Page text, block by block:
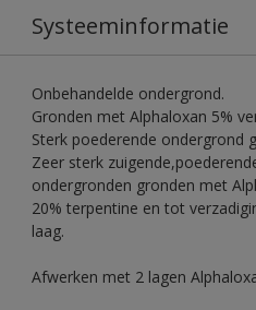
Systeeminformatie
Onbehandelde ondergrond.
Gronden met Alphaloxan 5%
Sterk poederende ondergrond
Zeer sterk
ondergronden gronden met
20% terpentine en tot
laag.
Afwerken met 2 lagen